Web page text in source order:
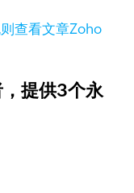
查看文章Zoho
提供3个永